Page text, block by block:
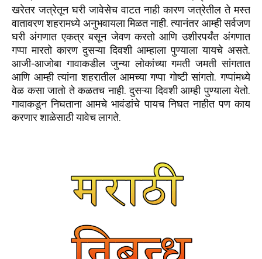
खरेतर जत्रेतून घरी जावेसेच वाटत नाही कारण जत्रेतील ते मस्त
वातावरण शहरामध्ये अनुभवायला मिळत नाही.त्यानंतर आम्ही सर्वजण
घरी अंगणात एकत्र बसून जेवण करतो आणि उशीरपर्यंत अंगणात
गप्पा मारतो कारण दुसऱ्या दिवशी आम्हाला पुण्याला यायचे असते.
आजी-आजोबा गावाकडील जुन्या लोकांच्या गमती जमती सांगतात
आणि आम्ही त्यांना शहरातील आमच्या गप्पा गोष्टी सांगतो.गप्पांमध्ये
वेळ कसा जातो ते कळतच नाही.दुसऱ्या दिवशी आम्ही पुण्याला येतो.
गावाकडून निघताना आमचे भावंडांचे पायच निघत नाहीत पण काय
करणार शाळेसाठी यावेच लागते.